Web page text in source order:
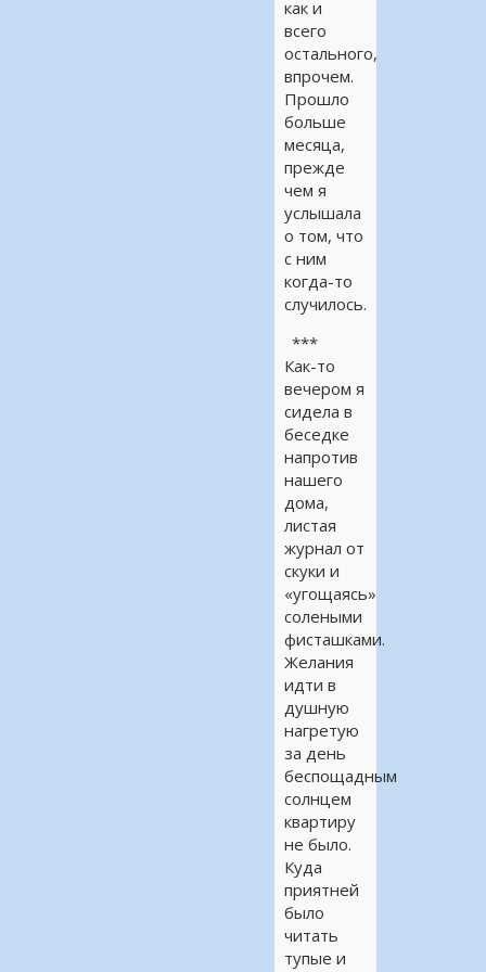
как и
всего
остального,
впрочем.
Прошло
больше
месяца,
прежде
чем я
услышала
о том, что
с ним
когда-то
случилось.
***
Как-то
вечером я
сидела в
беседке
напротив
нашего
дома,
листая
журнал от
скуки и
«угощаясь»
солеными
фисташками.
Желания
идти в
душную
нагретую
за день
беспощадным
солнцем
квартиру
не было.
Куда
приятней
было
читать
тупые и